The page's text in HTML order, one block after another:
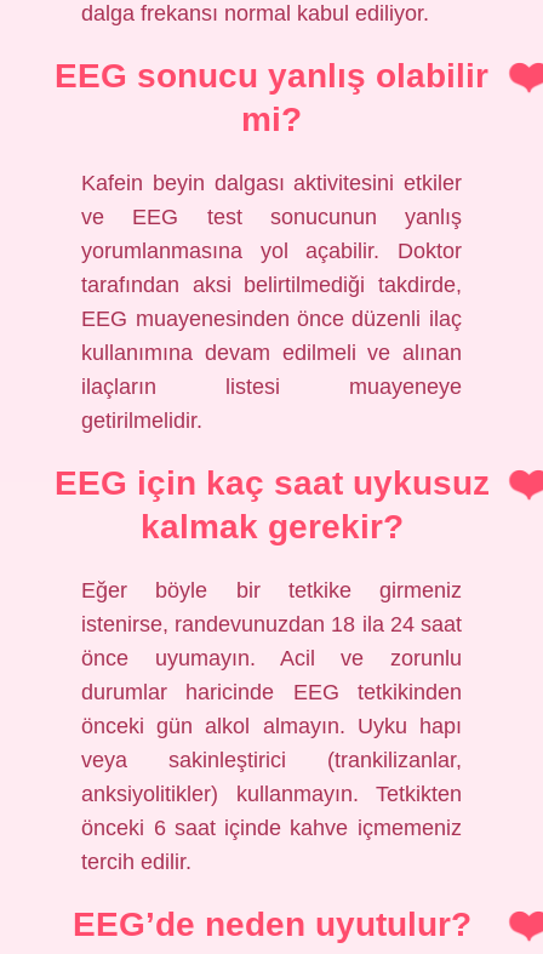
dalga frekansı normal kabul ediliyor.
EEG sonucu yanlış olabilir
mi?
Kafein beyin dalgası aktivitesini etkiler
ve EEG test sonucunun yanlış
yorumlanmasına yol açabilir. Doktor
tarafından aksi belirtilmediği takdirde,
EEG muayenesinden önce düzenli ilaç
kullanımına devam edilmeli ve alınan
ilaçların listesi muayeneye
getirilmelidir.
EEG için kaç saat uykusuz
kalmak gerekir?
Eğer böyle bir tetkike girmeniz
istenirse, randevunuzdan 18 ila 24 saat
önce uyumayın. Acil ve zorunlu
durumlar haricinde EEG tetkikinden
önceki gün alkol almayın. Uyku hapı
veya sakinleştirici (trankilizanlar,
anksiyolitikler) kullanmayın. Tetkikten
önceki 6 saat içinde kahve içmemeniz
tercih edilir.
EEG’de neden uyutulur?